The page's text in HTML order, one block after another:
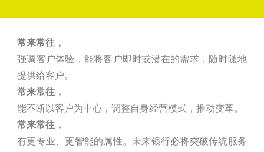
常来常往，
强调客户体验，能将客户即时或潜在的需求，随时随地
提供给客户。
常来常往，
能不断以客户为中心，调整自身经营模式，推动变革。
常来常往，
有更专业、更智能的属性。未来银行必将突破传统服务